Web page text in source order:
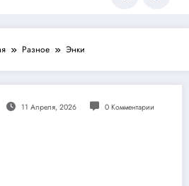
Разное Энки
11 Апреля, 2026 0 Комментарии